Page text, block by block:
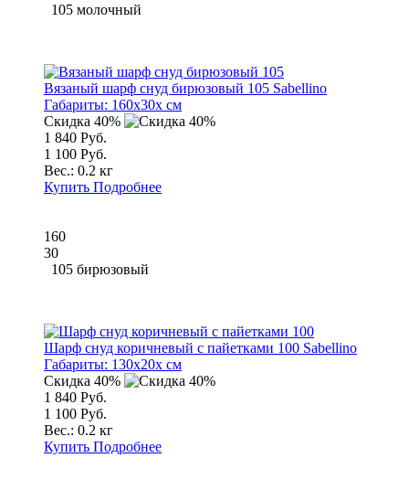
105 молочный
Вязаный шарф снуд бирюзовый 105 Sabellino
Габариты: 160x30x см
Скидка 40%
1 840 Руб.
1 100 Руб.
Вес.: 0.2 кг
Купить Подробнее
160
30
105 бирюзовый
Шарф снуд коричневый с пайетками 100 Sabellino
Габариты: 130x20x см
Скидка 40%
1 840 Руб.
1 100 Руб.
Вес.: 0.2 кг
Купить Подробнее